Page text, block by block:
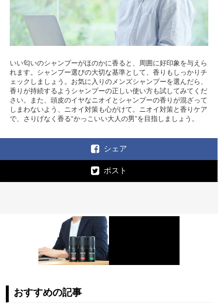
いい匂いのシャンプーがほのかに香ると、周囲に好印象を与えら
れます。シャンプー選びの大切な基準として、香りもしっかりチ
ェックしましょう。お気に入りのメンズシャンプーを選んだら、
香りが持続するようシャンプーの正しい使い方も試してみてくだ
さい。また、頭皮のイヤなニオイとシャンプーの香りが混ざって
しまわないよう、ニオイ対策も心がけて。ニオイ対策と香りケア
で、さりげなく香る“かっこいい大人の男”を目指しましょう。
シェア
ポスト
おすすめの記事